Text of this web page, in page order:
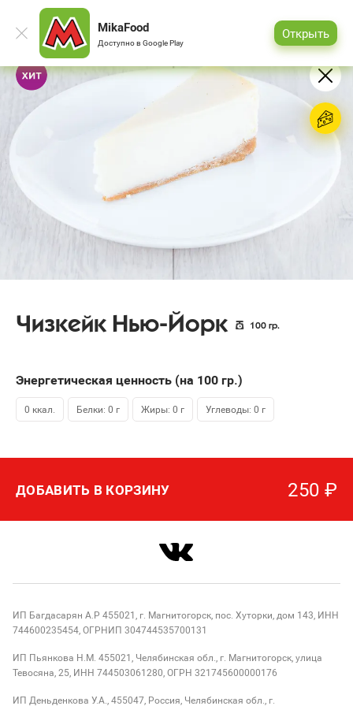
MikaFood
Доступно вGoogle Play
Открыть
Чизкейк Нью-Йорк 100 гр.
Энергетическая ценность (на 100гр.)
0 ккал. Белки: 0 г Жиры: 0 г Углеводы: 0 г
ДОБАВИТЬ В КОРЗИНУ 250 ₽
ИП Багдасарян А.Р 455021, г. Магнитогорск, пос. Хуторки, дом 143, ИНН
744600235454, ОГРНИП 304744535700131
ИП Пьянкова Н.М. 455021, Челябинская обл., г. Магнитогорск, улица
Тевосяна, 25, ИНН 744503061280, ОГРН 321745600000176
ИП Деньденкова У.А., 455047, Россия, Челябинская обл., г.